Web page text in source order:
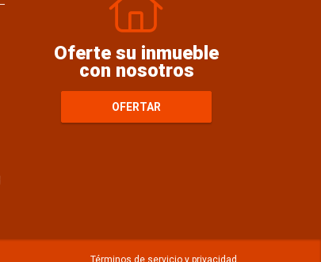
Oferte su inmueble
con nosotros
OFERTAR
Términos de servicio y privacidad